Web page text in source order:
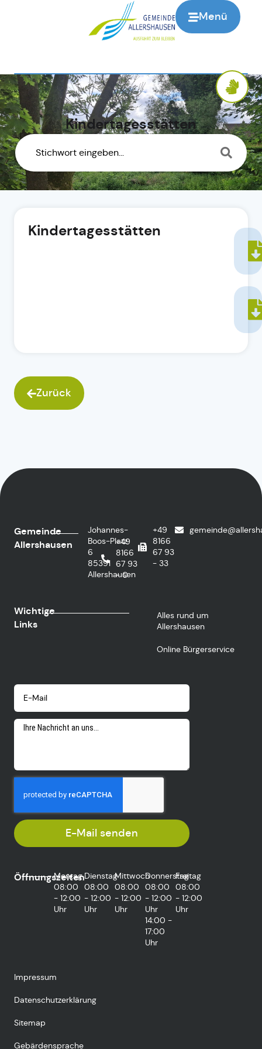
Menü
Kindertagesstätten
Kindertagesstätten
Zurück
Gemeinde
Allershausen
Johannes-
Boos-Platz
6
85391
Allershausen
+49
8166
67 93
- 0
+49
8166
67 93
- 33
Wichtige
Links
Alles rund um
Allershausen
Online Bürgerservice
E-Mail senden
Öffnungszeiten
Montag
08:00
- 12:00
Uhr
Dienstag
08:00
- 12:00
Uhr
Mittwoch
08:00
- 12:00
Uhr
Donnerstag
08:00
- 12:00
Uhr
14:00 -
17:00
Uhr
Freitag
08:00
- 12:00
Uhr
Impressum
Datenschutzerklärung
Sitemap
Gebärdensprache